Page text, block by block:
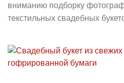
вниманию подборку
текстильных свадебных